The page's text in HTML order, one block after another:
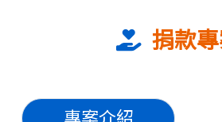
捐款